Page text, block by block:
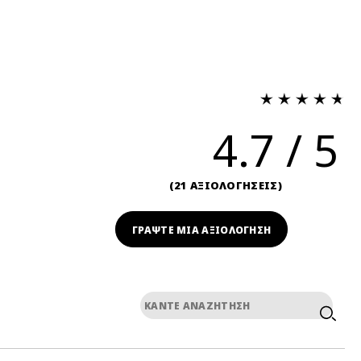
4.7
21 ΑΞΙΟΛΟΓΗΣΕΙΣ
ΓΡΆΨΤΕ ΜΙΑ ΑΞΙΟΛΟΓΗΣΗ